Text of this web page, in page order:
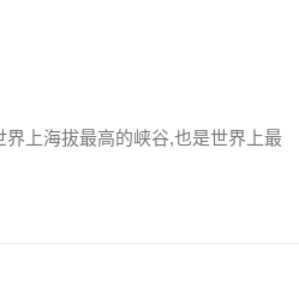
上海拔最高的峡谷,也是世界上最